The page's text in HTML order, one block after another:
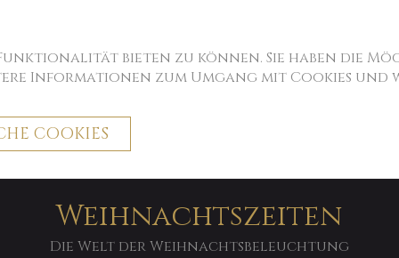
bieten zu können. Sie haben die
Informationen zum Umgang mit Cookies und
COOKIES
Weihnachtszeiten
Die Welt der Weihnachtsbeleuchtung